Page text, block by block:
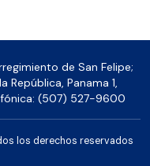
de San Felipe;
República, Panama 1,
(507) 527-9600
los derechos reservados